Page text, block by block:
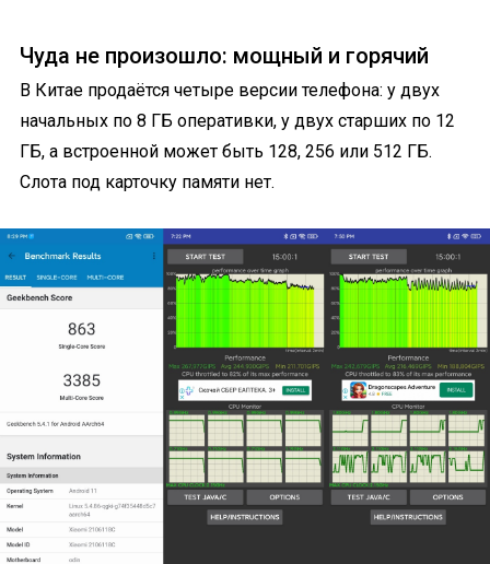
Чуда не произошло: мощный и горячий
В Китае продаётся четыре версии телефона: у двух
начальных по 8 ГБ оперативки, у двух старших по 12
ГБ, а встроенной может быть 128, 256 или 512 ГБ.
Слота под карточку памяти нет.